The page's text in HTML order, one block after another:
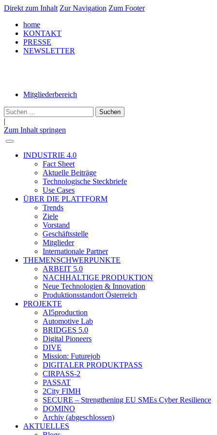
Direkt zum Inhalt Zur Navigation Zum Footer
home
KONTAKT
PRESSE
NEWSLETTER
Mitgliederbereich
Suche
nach:
|
Zum Inhalt springen
INDUSTRIE 4.0
Fact Sheet
Aktuelle Beiträge
Technologische Steckbriefe
Use Cases
ÜBER DIE PLATTFORM
Trends
Ziele
Vorstand
Geschäftsstelle
Mitglieder
Internationale Partner
THEMENSCHWERPUNKTE
ARBEIT 5.0
NACHHALTIGE PRODUKTION
Neue Technologien & Innovation
Produktionsstandort Österreich
PROJEKTE
AI5production
Automotive Lab
BRIDGES 5.0
Digital Pioneers
DIVE
Mission: Futurejob
DIGITALER PRODUKTPASS
CIRPASS-2
PASSAT
2City FIMH
SECURE – Strengthening EU SMEs Cyber Resilience
DOMINO
Archiv (abgeschlossen)
AKTUELLES